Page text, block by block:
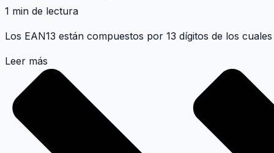
1 min de lectura
Los EAN13 están compuestos por 13 dígitos de los
Leer más